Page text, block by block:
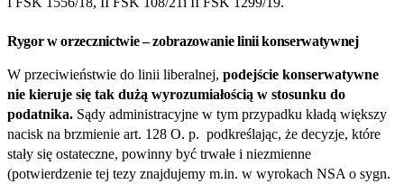
Rygor w orzecznictwie – zobrazowanie linii konserwatywnej
W przeciwieństwie do linii liberalnej, podejście konserwatywne
nie kieruje się tak dużą wyrozumiałością w stosunku do
podatnika. Sądy administracyjne w tym przypadku kładą większy
nacisk na brzmienie art. 128 O. p. podkreślając, że decyzje, które
stały się ostateczne, powinny być trwałe i niezmienne
(potwierdzenie tej tezy znajdujemy m.in. w wyrokach NSA o sygn.